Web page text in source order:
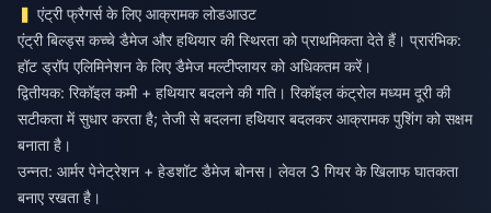
एंट्री फ्रैगर्स के लिए आक्रामक लोडआउट
एंट्री बिल्ड्स कच्चे डैमेज और हथियार की स्थिरता को प्राथमिकता देते हैं। प्रारंभिक:
हॉट ड्रॉप एलिमिनेशन के लिए डैमेज मल्टीप्लायर को अधिकतम करें।
द्वितीयक: रिकॉइल कमी + हथियार बदलने की गति। रिकॉइल कंट्रोल मध्यम दूरी की
सटीकता में सुधार करता है; तेजी से बदलना हथियार बदलकर आक्रामक पुशिंग को सक्षम
बनाता है।
उन्नत: आर्मर पेनेट्रेशन + हेडशॉट डैमेज बोनस। लेवल 3 गियर के खिलाफ घातकता
बनाए रखता है।